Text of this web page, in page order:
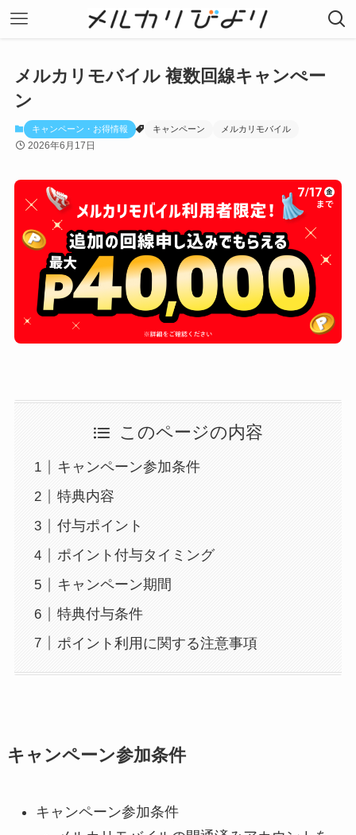
メルカリモバイル 複数回線キャンぺー
ン
キャンペーン・お得情報 キャンペーン メルカリモバイル
2026年6月17日
このページの内容
キャンペーン参加条件
特典内容
付与ポイント
ポイント付与タイミング
キャンペーン期間
特典付与条件
ポイント利用に関する注意事項
キャンペーン参加条件
キャンペーン参加条件